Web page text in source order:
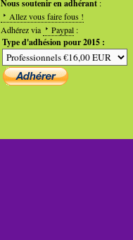
Nous soutenir en adhérant :
Allez vous faire fous !
Adhérez via
Paypal :
Type d'adhésion pour 2015 :